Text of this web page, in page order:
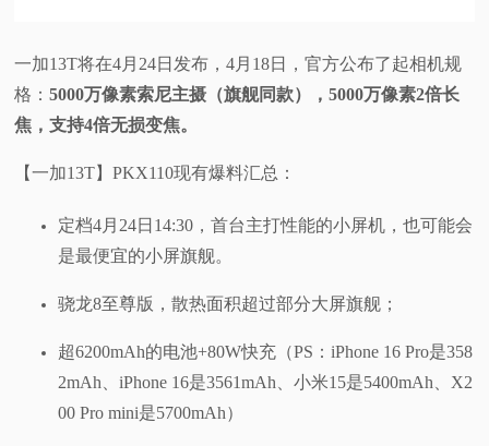
一加13T将在4月24日发布，4月18日，官方公布了起相机规
格：5000万像素索尼主摄（旗舰同款），5000万像素2倍长
焦，支持4倍无损变焦。
【一加13T】PKX110现有爆料汇总：
定档4月24日14:30，首台主打性能的小屏机，也可能会
是最便宜的小屏旗舰。
骁龙8至尊版，散热面积超过部分大屏旗舰；
超6200mAh的电池+80W快充（PS：iPhone 16 Pro是358
2mAh、iPhone 16是3561mAh、小米15是5400mAh、X2
00 Pro mini是5700mAh）